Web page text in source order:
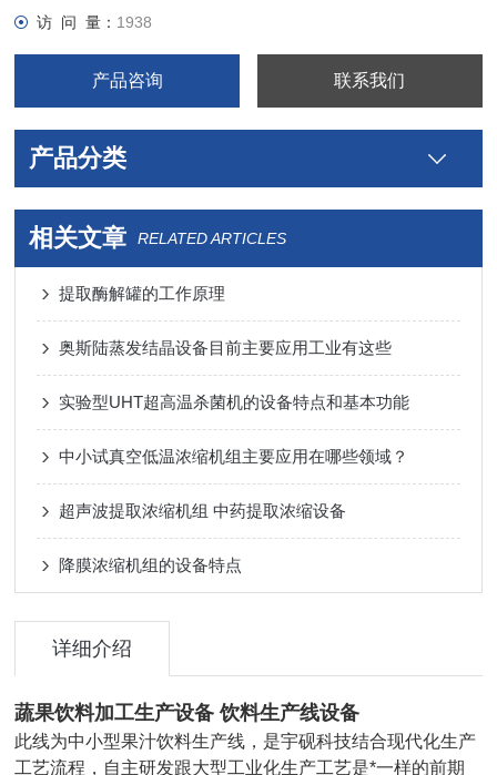
访 问 量： 1938
产品咨询 联系我们
产品分类
相关文章 RELATED ARTICLES
提取酶解罐的工作原理
奥斯陆蒸发结晶设备目前主要应用工业有这些
实验型UHT超高温杀菌机的设备特点和基本功能
中小试真空低温浓缩机组主要应用在哪些领域？
超声波提取浓缩机组 中药提取浓缩设备
降膜浓缩机组的设备特点
详细介绍
蔬果饮料加工生产设备 饮料生产线设备
此线为中小型果汁饮料生产线，是宇砚科技结合现代化生产
工艺流程，自主研发跟大型工业化生产工艺是*一样的前期